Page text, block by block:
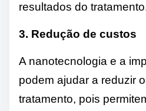
resultados do
3. Redução de custos
A nanotecnologia e a
podem ajudar a reduzir
tratamento, pois